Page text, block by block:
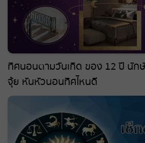
ทิศนอนตามวันเกิด ของ 12 ปี นัก
จุ้ย หันหัวนอนทิศไหนดี